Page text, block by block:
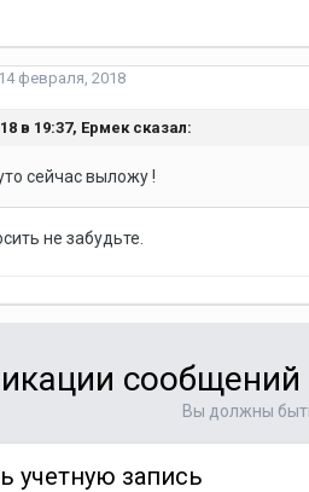
14 февраля, 2018
в 19:37, Ермек сказал:
сейчас выложу !
не забудьте.
сообщений
Вы должны
учетную запись